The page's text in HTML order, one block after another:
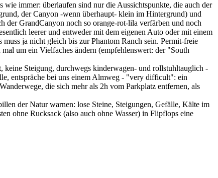
immer: überlaufen sind nur die Aussichtspunkte, die auch der
der Canyon -wenn überhaupt- klein im Hintergrund) und
der GrandCanyon noch so orange-rot-lila verfärben und noch
leerer und entweder mit dem eigenen Auto oder mit einem
ja nicht gleich bis zur Phantom Ranch sein. Permit-freie
um ein Vielfaches ändern (empfehlenswert: der "South
Steigung, durchwegs kinderwagen- und rollstuhltauglich -
entspräche bei uns einem Almweg - "very difficult": ein
die sich mehr als 2h vom Parkplatz entfernen, als
der Natur warnen: lose Steine, Steigungen, Gefälle, Kälte im
ohne Rucksack (also auch ohne Wasser) in Flipflops eine